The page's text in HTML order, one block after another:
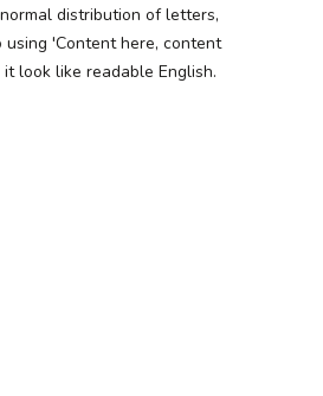
distribution of letters,
using 'Content here, content
it look like readable English.